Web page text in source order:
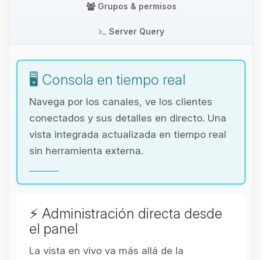
Grupos & permisos
Server Query
🖥️ Consola en tiempo real
Navega por los canales, ve los clientes
conectados y sus detalles en directo. Una
vista integrada actualizada en tiempo real
sin herramienta externa.
⚡ Administración directa desde
el panel
La vista en vivo va más allá de la